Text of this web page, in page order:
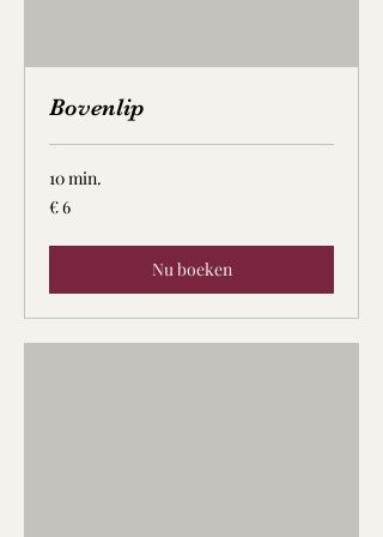
Bovenlip
10 min.
6
euro
€ 6
Nu boeken